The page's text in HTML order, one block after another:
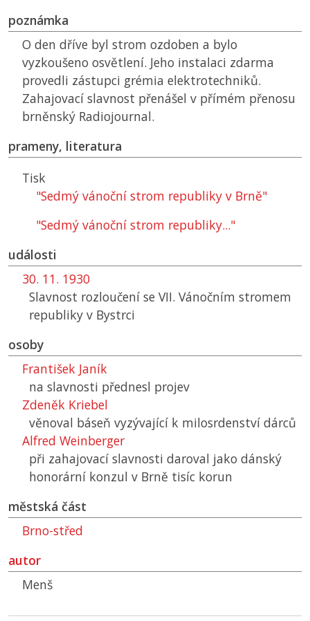
poznámka
O den dříve byl strom ozdoben a bylo
vyzkoušeno osvětlení. Jeho instalaci zdarma
provedli zástupci grémia elektrotechniků.
Zahajovací slavnost přenášel v přímém přenosu
brněnský Radiojournal.
prameny, literatura
Tisk
"Sedmý vánoční strom republiky v Brně"
"Sedmý vánoční strom republiky..."
události
30. 11. 1930
Slavnost rozloučení se VII. Vánočním stromem
republiky v Bystrci
osoby
František Janík
na slavnosti přednesl projev
Zdeněk Kriebel
věnoval báseň vyzývající k milosrdenství dárců
Alfred Weinberger
při zahajovací slavnosti daroval jako dánský
honorární konzul v Brně tisíc korun
městská část
Brno-střed
autor
Menš